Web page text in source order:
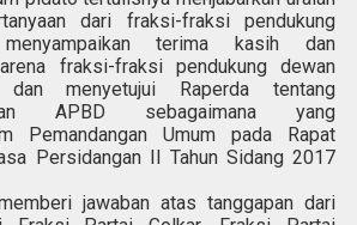
dari fraksi-fraksi pendukung
terima kasih dan
fraksi-fraksi pendukung dewan
menyetujui Raperda tentang
APBD sebagaimana yang
Pemandangan Umum pada Rapat
Persidangan II Tahun Sidang 2017
jawaban atas tanggapan dari